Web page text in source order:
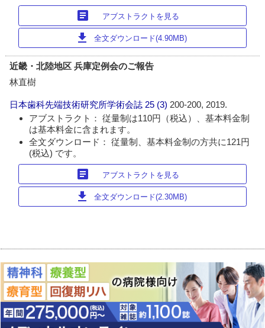
article アブストラクトを見る
download 全文ダウンロード(4.90MB)
近畿・北陸地区 兵庫定例会のご報告
林直樹
日本歯科先端技術研究所学術会誌 25 (3) 200-200, 2019.
アブストラクト： 従量制は110円（税込）、基本料金制
は基本料金に含まれます。
全文ダウンロード： 従量制、基本料金制の方共に121円
(税込) です。
article アブストラクトを見る
download 全文ダウンロード(2.30MB)